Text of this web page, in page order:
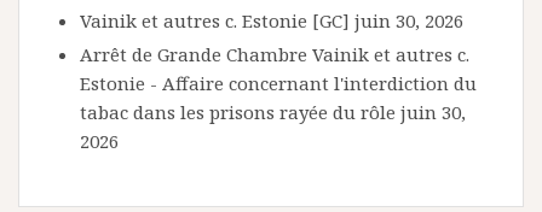
Vainik et autres c. Estonie [GC] juin 30, 2026
Arrêt de Grande Chambre Vainik et autres c.
Estonie - Affaire concernant l'interdiction du
tabac dans les prisons rayée du rôle juin 30,
2026